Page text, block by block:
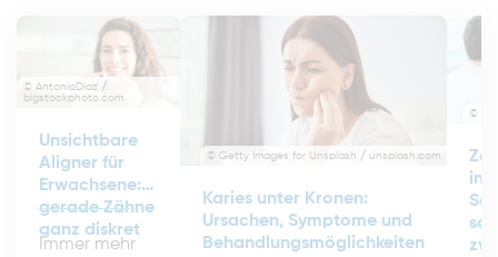
© AntonioDiaz /
bigstockphoto.com
Unsichtbare
Aligner für
Erwachsene:
gerade Zähne
ganz diskret
Immer mehr
© Getty Images for Unsplash / unsplash.com
Karies unter Kronen:
Ursachen, Symptome und
Behandlungsmöglichkeiten
©
in